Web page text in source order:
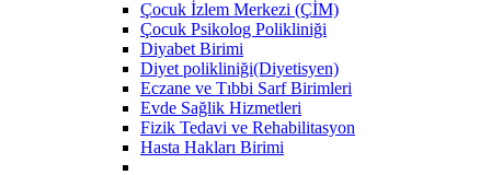
Çocuk İzlem Merkezi (ÇİM)
Çocuk Psikolog Polikliniği
Diyabet Birimi
Diyet polikliniği(Diyetisyen)
Eczane ve Tıbbi Sarf Birimleri
Evde Sağlik Hizmetleri
Fizik Tedavi ve Rehabilitasyon
Hasta Hakları Birimi